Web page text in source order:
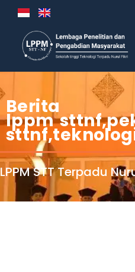
Berita
lppm sttnf,
sttnf,
LPPM STT Terpadu